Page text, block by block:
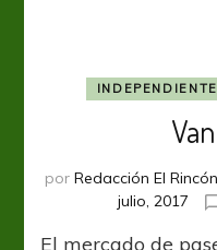
INDEPENDIENTE
por Redacción El
julio, 2017
El mercado de